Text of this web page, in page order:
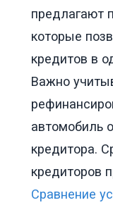
предлагают
которые
кредитов в
Важно
автомобиль
кредитора.
кредиторов
Сравнение